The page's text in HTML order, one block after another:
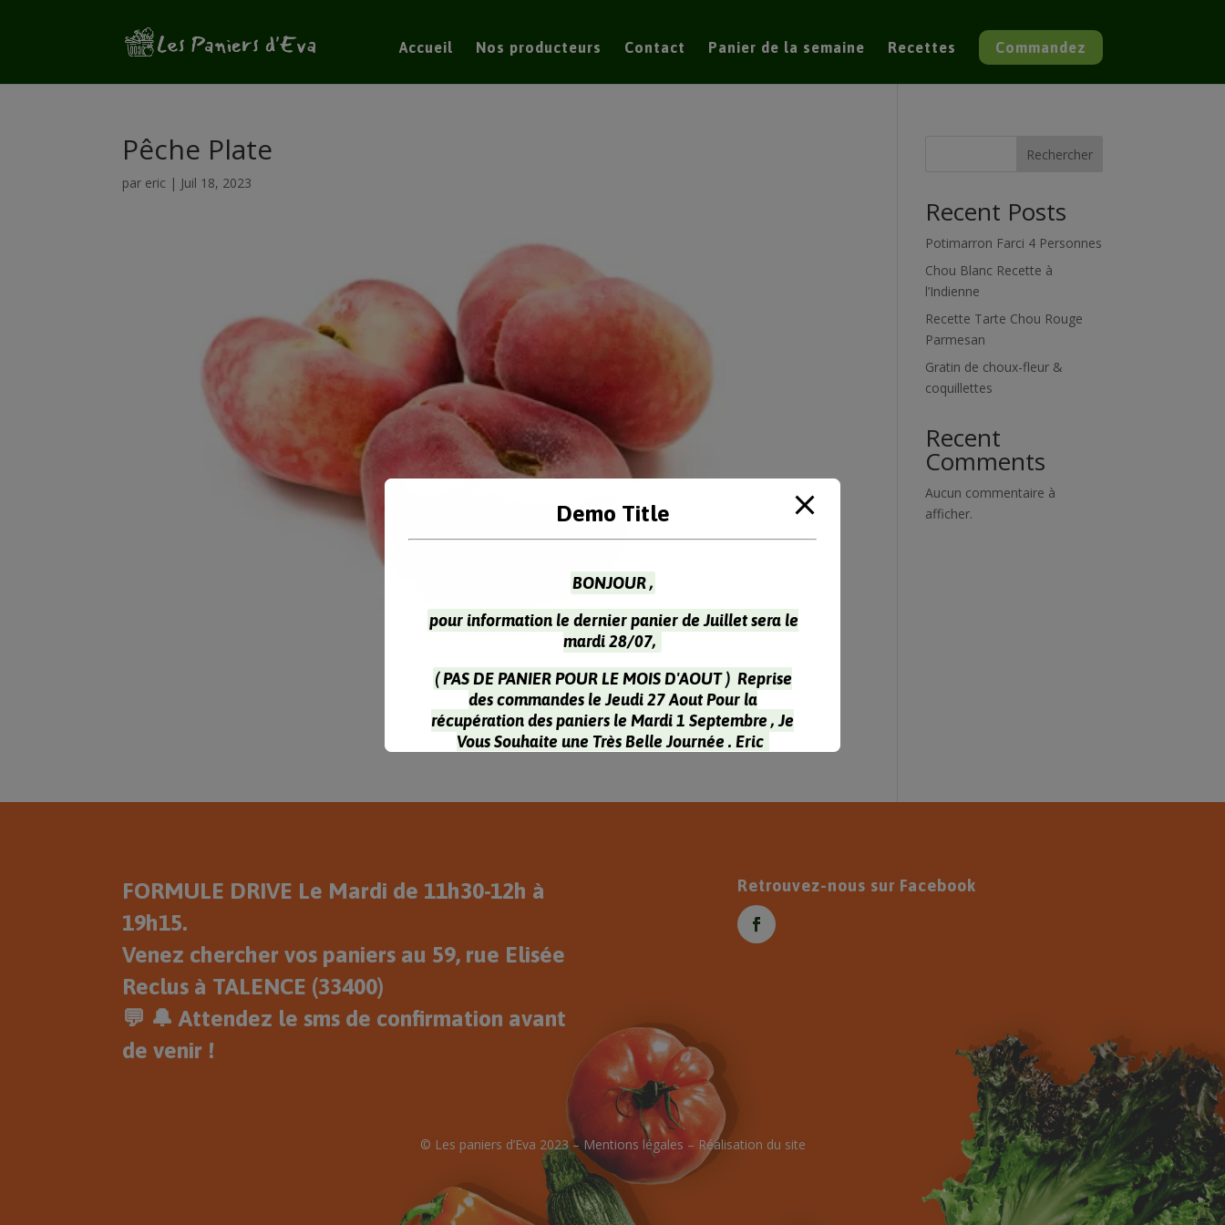
Accueil Nos producteurs Contact Panier de la semaine Recettes Commandez
Pêche Plate
par eric | Juil 18, 2023
Rechercher
Recent Posts
Potimarron Farci 4 Personnes
Chou Blanc Recette à
l’Indienne
Recette Tarte Chou Rouge
Parmesan
Gratin de choux-fleur &
coquillettes
Recent
Comments
Aucun commentaire à
afficher.
FORMULE DRIVE Le Mardi de 11h30-12h à
19h15.
Venez chercher vos paniers au 59, rue Elisée
Reclus à TALENCE (33400)
💬 🔔 Attendez le sms de confirmation avant
de venir !
Retrouvez-nous sur Facebook
© Les paniers d’Eva 2023 –Mentions légales – Réalisation du site
Demo Title
BONJOUR ,
pour information le dernier panier de Juillet sera le
mardi 28/07,
( PAS DE PANIER POUR LE MOIS D'AOUT ) Reprise
des commandes le Jeudi 27 Aout Pour la
récupération des paniers le Mardi 1 Septembre , Je
Vous Souhaite une Très Belle Journée . Eric